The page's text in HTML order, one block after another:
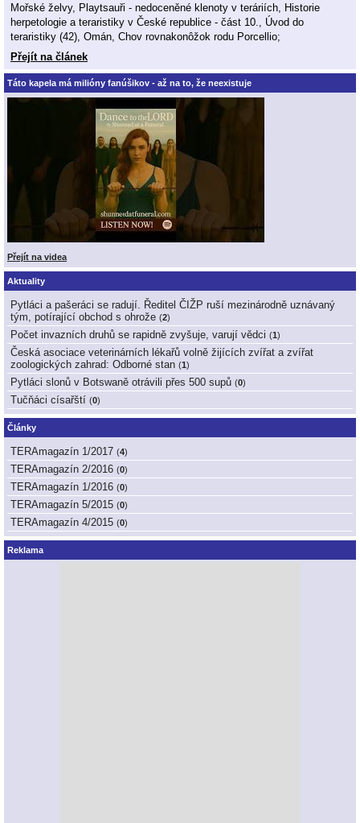
Mořské želvy, Playtsauři - nedoceněné klenoty v teráriích, Historie
herpetologie a teraristiky v České republice - část 10., Úvod do
teraristiky (42), Omán, Chov rovnakonôžok rodu Porcellio;
Přejít na článek
Táto kapela má milióny fanúšikov - až na to, že neexistuje
Přejít na videa
Aktuality
Pytláci a pašeráci se radují. Ředitel ČIŽP ruší mezinárodně uznávaný
tým, potírající obchod s ohrože (2)
Počet invazních druhů se rapidně zvyšuje, varují vědci (1)
Česká asociace veterinárních lékařů volně žijících zvířat a zvířat
zoologických zahrad: Odborné stan (1)
Pytláci slonů v Botswaně otrávili přes 500 supů (0)
Tučňáci císařští (0)
Články
TERAmagazín 1/2017 (4)
TERAmagazín 2/2016 (0)
TERAmagazín 1/2016 (0)
TERAmagazín 5/2015 (0)
TERAmagazín 4/2015 (0)
Reklama